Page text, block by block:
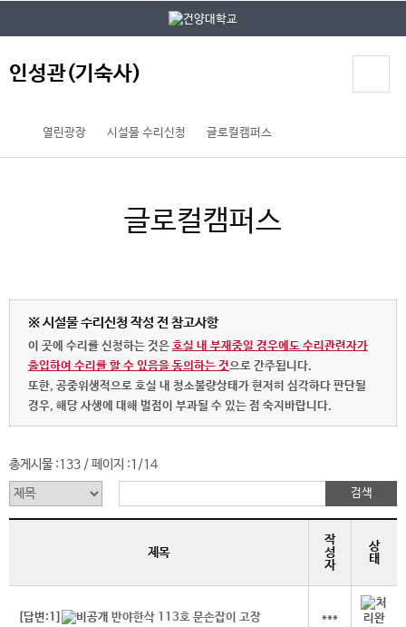
인성관(기숙사)
열린광장 시설물 수리신청 글로컬캠퍼스
글로컬캠퍼스
※ 시설물 수리신청 작성 전 참고사항
이 곳에 수리를 신청하는 것은 호실 내 부재중일 경우에도 수리관련자가
출입하여 수리를 할 수 있음을 동의하는 것으로 간주됩니다.
또한, 공중위생적으로 호실 내 청소불량상태가 현저히 심각하다 판단될
경우, 해당 사생에 대해 벌점이 부과될 수 있는 점 숙지바랍니다.
총게시물 :133 /페이지 :1/14
제목
작
성
자
상
태
반야한삭 113호 문손잡이 고장
[답변:1] ***